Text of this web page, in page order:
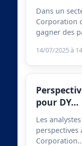
Dans un
Corporation
gagner des
14/07/2025 à
pour DY…
Les
perspectives